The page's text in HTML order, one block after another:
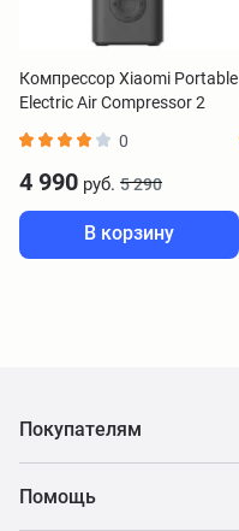
Компрессор Xiaomi Portable
Electric Air Compressor 2
0
4 990 руб. 5 290
В корзину
Покупателям
Помощь